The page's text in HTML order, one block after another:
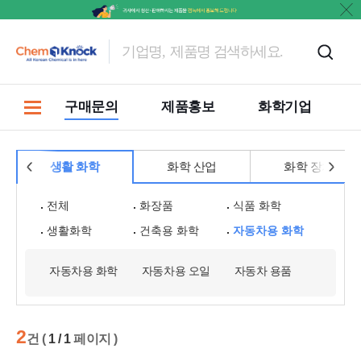
구매문의 제품홍보 화학기업
생활 화학 화학 산업 화학 장치
전체 화장품
식품 화학
생활화학
건축용 화학 자동차용 화학
자동차용 화학 자동차용 오일 자동차 용품
2건 ( 1 / 1페이지 )